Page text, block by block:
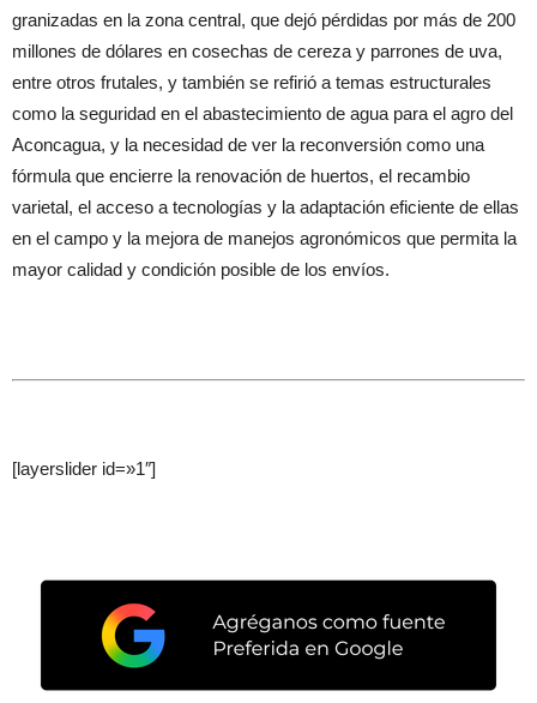
granizadas en la zona central, que dejó pérdidas por más de 200
millones de dólares en cosechas de cereza y parrones de uva,
entre otros frutales, y también se refirió a temas estructurales
como la seguridad en el abastecimiento de agua para el agro del
Aconcagua, y la necesidad de ver la reconversión como una
fórmula que encierre la renovación de huertos, el recambio
varietal, el acceso a tecnologías y la adaptación eficiente de ellas
en el campo y la mejora de manejos agronómicos que permita la
mayor calidad y condición posible de los envíos.
[layerslider id=»1″]